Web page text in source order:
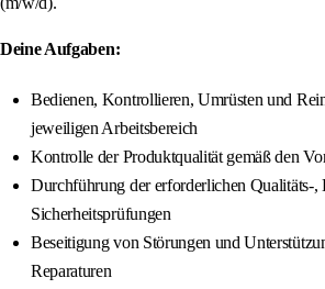
Deine Aufgaben:
Bedienen, Kontrollieren, Umrüsten und
jeweiligen Arbeitsbereich
Kontrolle der Produktqualität gemäß den
Durchführung der erforderlichen Qualitäts-,
Sicherheitsprüfungen
Beseitigung von Störungen und
Reparaturen